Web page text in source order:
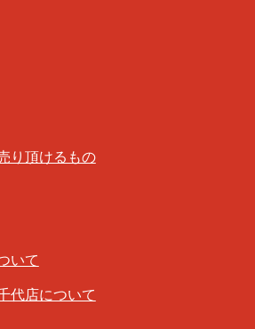
り頂けるもの
いて
代店について